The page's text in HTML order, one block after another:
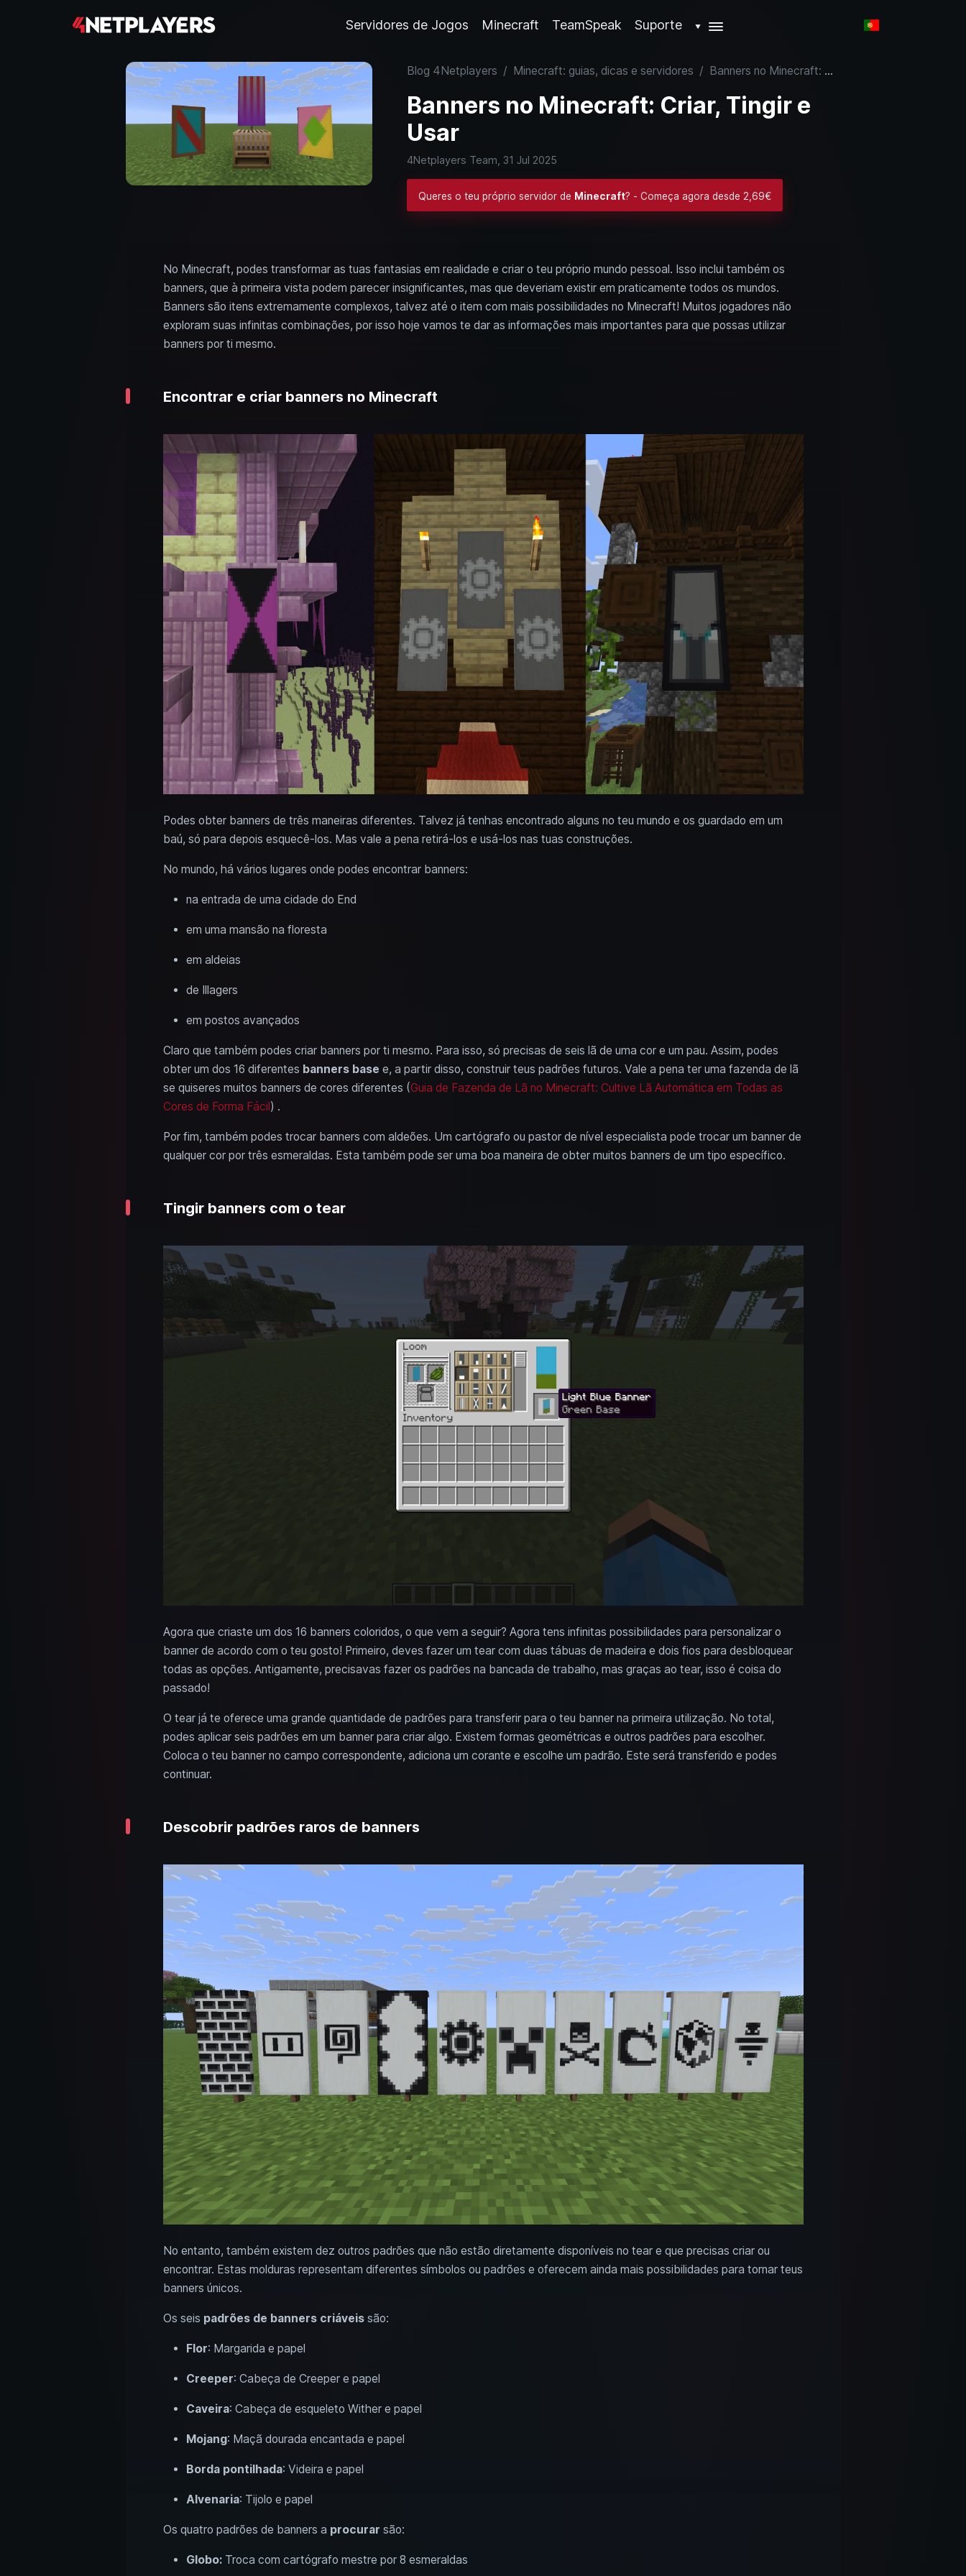
Servidores de Jogos Minecraft TeamSpeak Suporte ▼
Blog 4Netplayers / Minecraft: guias, dicas e servidores / Banners no Minecraft: Criar, Tingir e Usar
Banners no Minecraft: Criar, Tingir e
Usar
4Netplayers Team, 31 Jul 2025
Queres o teu próprio servidor de Minecraft? - Começa agora desde 2,69€
No Minecraft, podes transformar as tuas fantasias em realidade e criar o teu próprio mundo pessoal. Isso inclui também os
banners, que à primeira vista podem parecer insignificantes, mas que deveriam existir em praticamente todos os mundos.
Banners são itens extremamente complexos, talvez até o item com mais possibilidades no Minecraft! Muitos jogadores não
exploram suas infinitas combinações, por isso hoje vamos te dar as informações mais importantes para que possas utilizar
banners por ti mesmo.
Encontrar e criar banners no Minecraft
Podes obter banners de três maneiras diferentes. Talvez já tenhas encontrado alguns no teu mundo e os guardado em um
baú, só para depois esquecê-los. Mas vale a pena retirá-los e usá-los nas tuas construções.
No mundo, há vários lugares onde podes encontrar banners:
na entrada de uma cidade do End
em uma mansão na floresta
em aldeias
de Illagers
em postos avançados
Claro que também podes criar banners por ti mesmo. Para isso, só precisas de seis lã de uma cor e um pau. Assim, podes
obter um dos 16 diferentes banners base e, a partir disso, construir teus padrões futuros. Vale a pena ter uma fazenda de lã
se quiseres muitos banners de cores diferentes (Guia de Fazenda de Lã no Minecraft: Cultive Lã Automática em Todas as
Cores de Forma Fácil) .
Por fim, também podes trocar banners com aldeões. Um cartógrafo ou pastor de nível especialista pode trocar um banner de
qualquer cor por três esmeraldas. Esta também pode ser uma boa maneira de obter muitos banners de um tipo específico.
Tingir banners com o tear
Agora que criaste um dos 16 banners coloridos, o que vem a seguir? Agora tens infinitas possibilidades para personalizar o
banner de acordo com o teu gosto! Primeiro, deves fazer um tear com duas tábuas de madeira e dois fios para desbloquear
todas as opções. Antigamente, precisavas fazer os padrões na bancada de trabalho, mas graças ao tear, isso é coisa do
passado!
O tear já te oferece uma grande quantidade de padrões para transferir para o teu banner na primeira utilização. No total,
podes aplicar seis padrões em um banner para criar algo. Existem formas geométricas e outros padrões para escolher.
Coloca o teu banner no campo correspondente, adiciona um corante e escolhe um padrão. Este será transferido e podes
continuar.
Descobrir padrões raros de banners
No entanto, também existem dez outros padrões que não estão diretamente disponíveis no tear e que precisas criar ou
encontrar. Estas molduras representam diferentes símbolos ou padrões e oferecem ainda mais possibilidades para tornar teus
banners únicos.
Os seis padrões de banners criáveissão:
Flor: Margarida e papel
Creeper: Cabeça de Creeper e papel
Caveira: Cabeça de esqueleto Wither e papel
Mojang: Maçã dourada encantada e papel
Borda pontilhada: Videira e papel
Alvenaria: Tijolo e papel
Os quatro padrões de banners a procurar são:
Globo:Troca com cartógrafo mestre por 8 esmeraldas